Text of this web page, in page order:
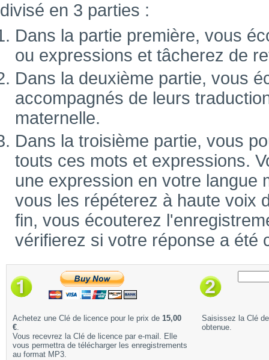
divisé en 3 parties :
Dans la partie première, vous
ou expressions et tâcherez de
Dans la deuxième partie, vous
accompagnés de leurs
maternelle.
Dans la troisième partie, vous
touts ces mots et expressions.
une expression en votre langue
vous les répéterez à haute voix
fin, vous écouterez
vérifierez si votre réponse a été
Achetez une Clé de licence pour le prix de 15,00
€.
Vous recevrez la Clé de licence par e-mail. Elle
vous permettra de télécharger les enregistrements
au format MP3.
Saisissez la Clé
obtenue.